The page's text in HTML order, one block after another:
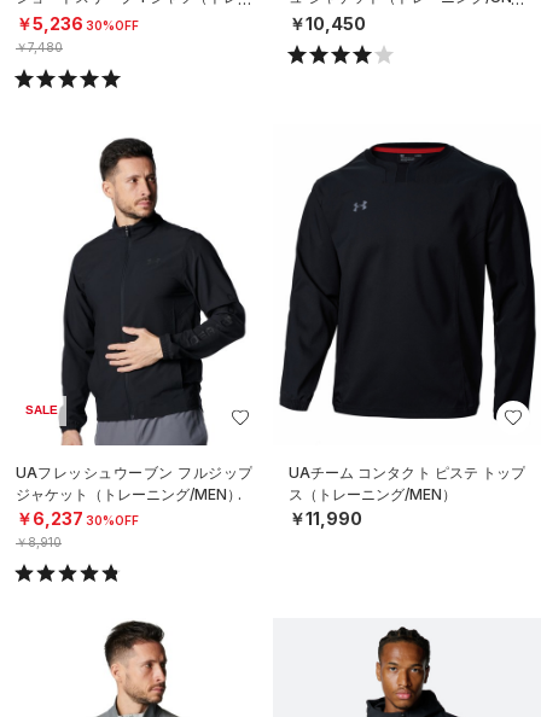
ニング/MEN）
￥5,236 30%OFF
￥7,480
EX）
￥10,450
SALE
UAフレッシュウーブン フルジップ
ジャケット（トレーニング/MEN）
￥6,237 30%OFF
￥8,910
UAチーム コンタクト ピステ トップ
ス（トレーニング/MEN）
￥11,990